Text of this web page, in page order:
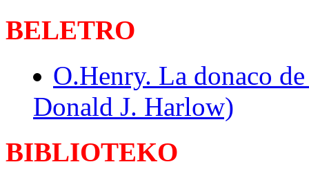
BELETRO
O.Henry. La donaco
Donald J. Harlow)
BIBLIOTEKO